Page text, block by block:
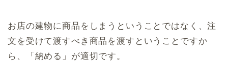
お店の建物に商品をしまうということではなく、注
文を受けて渡すべき商品を渡すということですか
ら、「納める」が適切です。